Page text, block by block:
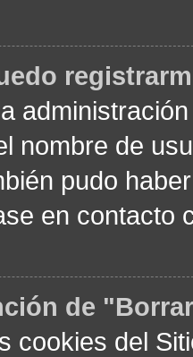
nombre de
pudo
en contacto
de
cookies del